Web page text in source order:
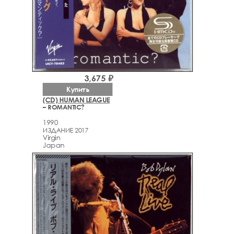
(CD) HUMAN LEAGUE
– ROMANTIC?
1990
ИЗДАНИЕ 2017
Virgin
Japan
3,675 ₽
Купить